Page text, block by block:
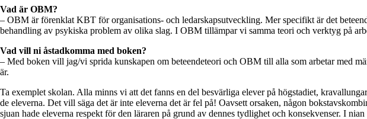
Vad är OBM?
– OBM är förenklat KBT för organisations- och ledarskapsutveckling. Mer specifikt är det
behandling av psykiska problem av olika slag. I OBM tillämpar vi samma teori och verktyg på
Vad vill ni åstadkomma med boken?
– Med boken vill jag/vi sprida kunskapen om beteendeteori och OBM till alla som arbetar med
är.
Ta exemplet skolan. Alla minns vi att det fanns en del besvärliga elever på högstadiet,
de eleverna. Det vill säga det är inte eleverna det är fel på! Oavsett orsaken, någon
sjuan hade eleverna respekt för den läraren på grund av dennes tydlighet och konsekvenser. I